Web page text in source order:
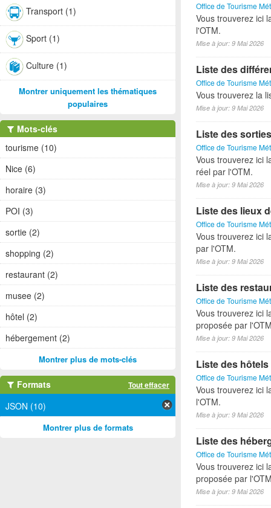
Office de Tourisme
Vous trouverez ici
l'OTM.
Mise à jour: 9 Mai 2026
Liste des
Office de Tourisme
Vous trouverez la
Mise à jour: 9 Mai 2026
Liste des
Office de Tourisme
Vous trouverez ici
réel par l'OTM.
Mise à jour: 9 Mai 2026
Liste des lieux
Office de Tourisme
Vous trouverez ici
par l'OTM.
Mise à jour: 9 Mai 2026
Liste des
Office de Tourisme
Vous trouverez ici
proposée par
Mise à jour: 9 Mai 2026
Liste des
Office de Tourisme
Vous trouverez ici
l'OTM.
Mise à jour: 9 Mai 2026
Liste des
Office de Tourisme
Vous trouverez ici
proposée par
Mise à jour: 9 Mai 2026
Transport (1)
Sport (1)
Culture (1)
Montrer uniquement les thématiques
populaires
Mots-clés
tourisme (10)
Nice (6)
horaire (3)
POI (3)
sortie (2)
shopping (2)
restaurant (2)
musee (2)
hôtel (2)
hébergement (2)
Montrer plus de mots-clés
Formats Tout effacer
JSON (10)
Montrer plus de formats